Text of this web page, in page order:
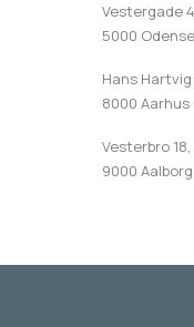
Vestergade
5000
Hans
8000 Aarhus
Vesterbro
9000 Aalborg